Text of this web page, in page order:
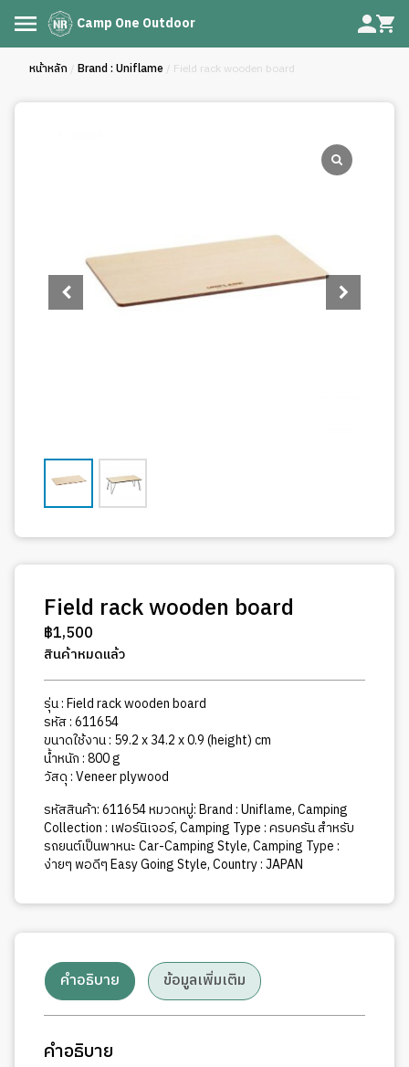
Camp One Outdoor
หน้าหลัก / Brand : Uniflame / Field rack wooden board
Field rack wooden board
฿1,500
สินค้าหมดแล้ว
รุ่น : Field rack wooden board
รหัส : 611654
ขนาดใช้งาน : 59.2 x 34.2 x 0.9 (height) cm
น้ำหนัก : 800 g
วัสดุ : Veneer plywood
รหัสสินค้า:611654หมวดหมู่:Brand : Uniflame,Camping
Collection : เฟอร์นิเจอร์,Camping Type : ครบครัน สำหรับ
รถยนต์เป็นพาหนะ Car-Camping Style,Camping Type :
ง่ายๆ พอดีๆ Easy Going Style,Country : JAPAN
คำอธิบาย ข้อมูลเพิ่มเติม
คำอธิบาย